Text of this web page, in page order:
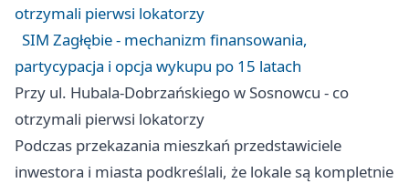
otrzymali pierwsi lokatorzy
SIM Zagłębie - mechanizm finansowania,
partycypacja i opcja wykupu po 15 latach
Przy ul. Hubala-Dobrzańskiego w Sosnowcu - co
otrzymali pierwsi lokatorzy
Podczas przekazania mieszkań przedstawiciele
inwestora i miasta podkreślali, że lokale są kompletnie